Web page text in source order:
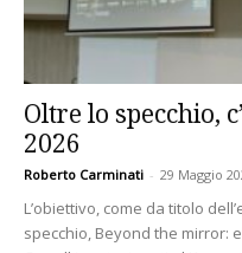
Oltre lo specchio,
2026
Roberto Carminati - 29 Maggio
L’obiettivo, come da titolo
specchio, Beyond the mirror: